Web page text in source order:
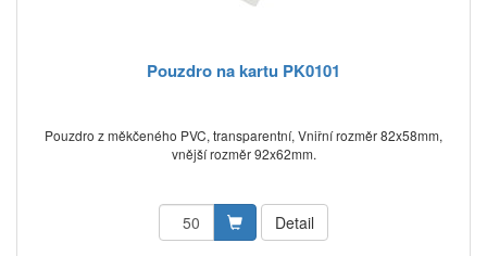
Pouzdro na kartu PK0101
Pouzdro z měkčeného PVC, transparentní, Vniřní rozměr 82x58mm,
vnější rozměr 92x62mm.
Detail